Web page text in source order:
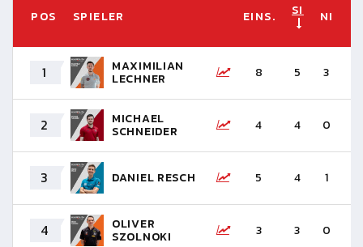
POS SPIELER EINS. SI NI
1 MAXIMILIAN
LECHNER 8 5 3
2 MICHAEL
SCHNEIDER 4 4 0
3 DANIEL RESCH 5 4 1
4 OLIVER
SZOLNOKI 3 3 0